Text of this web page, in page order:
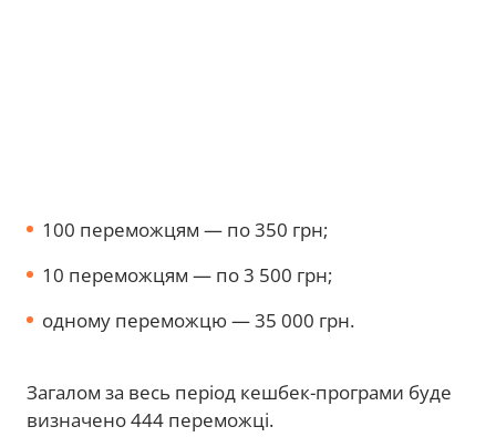
100 переможцям — по 350 грн;
10 переможцям — по 3 500 грн;
одному переможцю — 35 000 грн.
Загалом за весь період кешбек-програми буде
визначено 444 переможці.